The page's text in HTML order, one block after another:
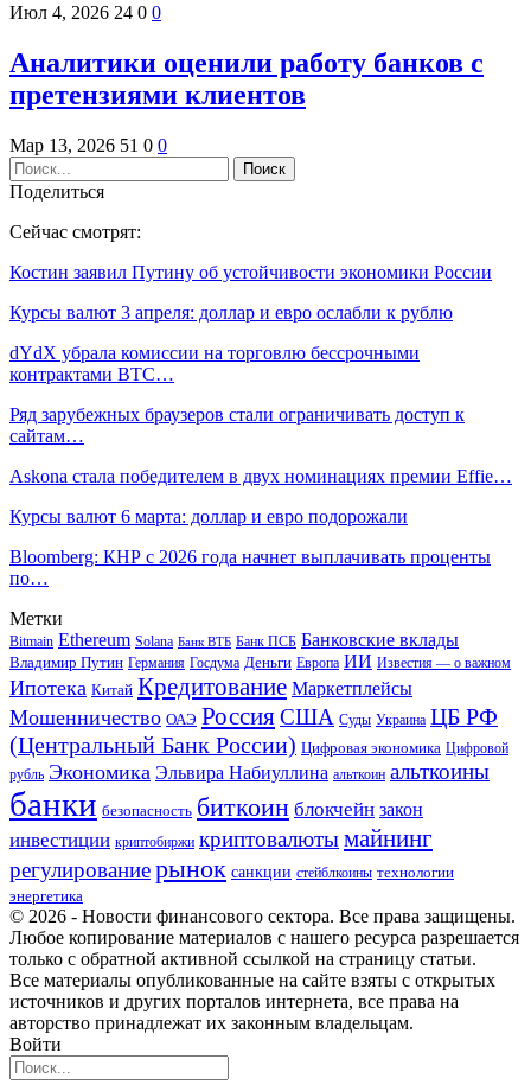
Июл 4, 2026 24 0 0
Аналитики оценили работу банков с
претензиями клиентов
Мар 13, 2026 51 0 0
Поделиться
Сейчас смотрят:
Костин заявил Путину об устойчивости экономики России
Курсы валют 3 апреля: доллар и евро ослабли к рублю
dYdX убрала комиссии на торговлю бессрочными
контрактами BTC…
Ряд зарубежных браузеров стали ограничивать доступ к
сайтам…
Askona стала победителем в двух номинациях премии Effie…
Курсы валют 6 марта: доллар и евро подорожали
Bloomberg: КНР с 2026 года начнет выплачивать проценты
по…
Метки
Bitmain Ethereum Solana Банк ВТБ Банк ПСБ Банковские вклады
Владимир Путин Германия Госдума Деньги Европа ИИ Известия — о важном
Ипотека Китай Кредитование Маркетплейсы
Мошенничество ОАЭ РоссияСША Суды Украина ЦБ РФ
(Центральный Банк России) Цифровая экономика Цифровой
рубль Экономика Эльвира Набиуллина альткоин альткоины
банки безопасность биткоин блокчейн закон
инвестиции криптобиржи криптовалютымайнинг
регулированиерынок санкции стейблкоины технологии
энергетика
© 2026 - Новости финансового сектора. Все права защищены.
Любое копирование материалов с нашего ресурса разрешается
только с обратной активной ссылкой на страницу статьи.
Все материалы опубликованные на сайте взяты с открытых
источников и других порталов интернета, все права на
авторство принадлежат их законным владельцам.
Войти